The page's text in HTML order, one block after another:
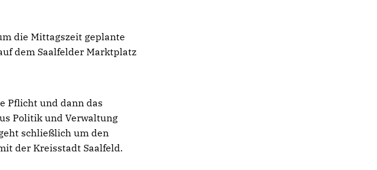
die Mittagszeit geplante
dem Saalfelder Marktplatz
Pflicht und dann das
Politik und Verwaltung
schließlich um den
der Kreisstadt Saalfeld.